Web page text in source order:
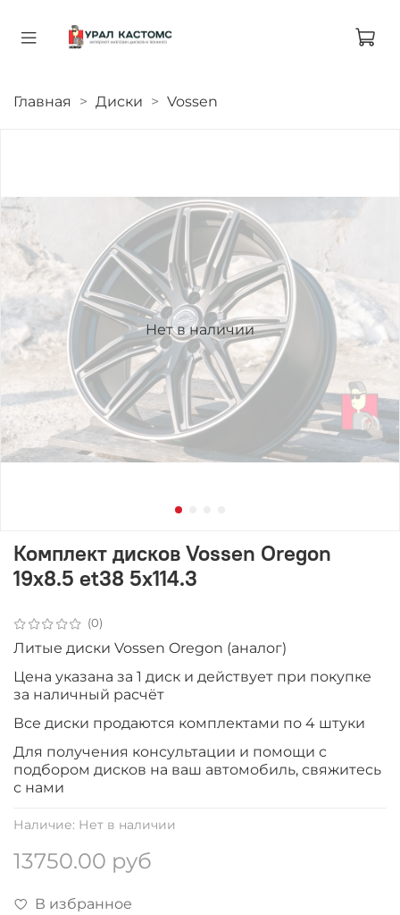
Главная Диски Vossen
Нет в наличии
(0)
Наличие: Нет в наличии
Комплект дисков Vossen Oregon
19x8.5 et38 5x114.3
13750.00 руб
В избранное
Литые диски Vossen Oregon (аналог)
Цена указана за 1 диск и действует при покупке
за наличный расчёт
Все диски продаются комплектами по 4 штуки
Для получения консультации и помощи с
подбором дисков на ваш автомобиль, свяжитесь
с нами